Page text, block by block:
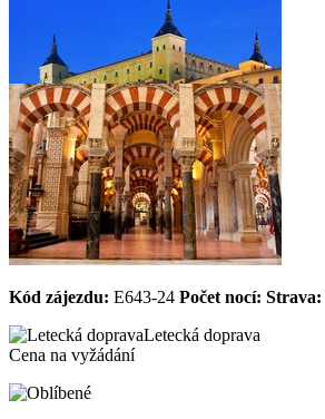
Kód zájezdu: E643-24 Počet nocí: Strava:
Letecká doprava
Cena na vyžádání